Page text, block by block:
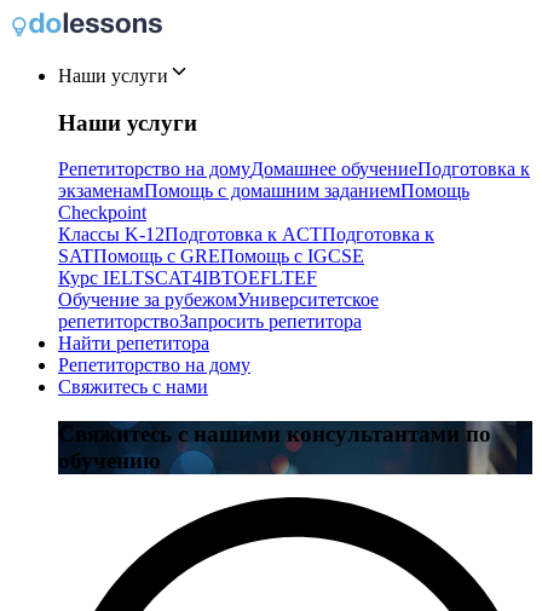
Наши услуги
Наши услуги
Репетиторство на домуДомашнее обучениеПодготовка к
экзаменамПомощь с домашним заданиемПомощь
Checkpoint
Классы K-12Подготовка к ACTПодготовка к
SATПомощь с GREПомощь с IGCSE
Курс IELTSCAT4IBTOEFLTEF
Обучение за рубежомУниверситетское
репетиторствоЗапросить репетитора
Найти репетитора
Репетиторство на дому
Свяжитесь с нами
Свяжитесь с нашими консультантами по
обучению